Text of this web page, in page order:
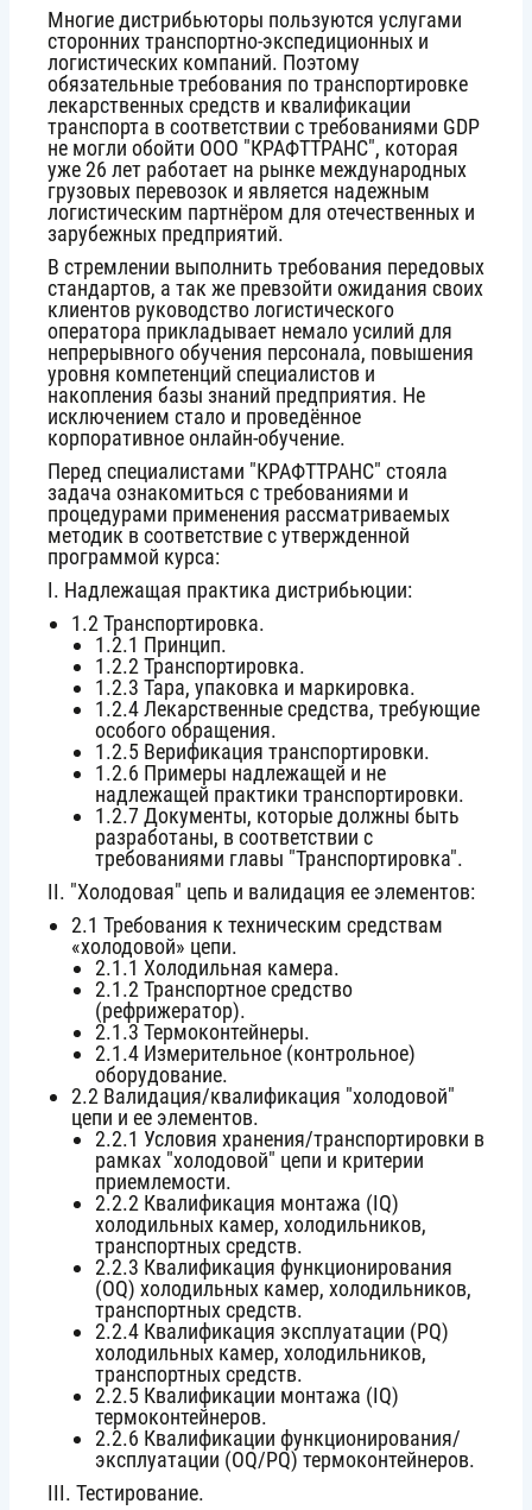
Многие дистрибьюторы пользуются услугами
сторонних транспортно-экспедиционных и
логистических компаний. Поэтому
обязательные требования по транспортировке
лекарственных средств и квалификации
транспорта в соответствии с требованиями GDP
не могли обойти ООО "КРАФТТРАНС", которая
уже 26 лет работает на рынке международных
грузовых перевозок и является надежным
логистическим партнёром для отечественных и
зарубежных предприятий.
В стремлении выполнить требования передовых
стандартов, а так же превзойти ожидания своих
клиентов руководство логистического
оператора прикладывает немало усилий для
непрерывного обучения персонала, повышения
уровня компетенций специалистов и
накопления базы знаний предприятия. Не
исключением стало и проведённое
корпоративное онлайн-обучение.
Перед специалистами "КРАФТТРАНС" стояла
задача ознакомиться с требованиями и
процедурами применения рассматриваемых
методик в соответствие с утвержденной
программой курса:
І. Надлежащая практика дистрибьюции:
1.2 Транспортировка.
1.2.1 Принцип.
1.2.2 Транспортировка.
1.2.3 Тара, упаковка и маркировка.
1.2.4 Лекарственные средства, требующие
особого обращения.
1.2.5 Верификация транспортировки.
1.2.6 Примеры надлежащей и не
надлежащей практики транспортировки.
1.2.7 Документы, которые должны быть
разработаны, в соответствии с
требованиями главы "Транспортировка".
ІІ. "Холодовая" цепь и валидация ее элементов:
2.1 Требования к техническим средствам
«холодовой» цепи.
2.1.1 Холодильная камера.
2.1.2 Транспортное средство
(рефрижератор).
2.1.3 Термоконтейнеры.
2.1.4 Измерительное (контрольное)
оборудование.
2.2 Валидация/квалификация "холодовой"
цепи и ее элементов.
2.2.1 Условия хранения/транспортировки в
рамках "холодовой" цепи и критерии
приемлемости.
2.2.2 Квалификация монтажа (IQ)
холодильных камер, холодильников,
транспортных средств.
2.2.3 Квалификация функционирования
(OQ) холодильных камер, холодильников,
транспортных средств.
2.2.4 Квалификация эксплуатации (PQ)
холодильных камер, холодильников,
транспортных средств.
2.2.5 Квалификации монтажа (IQ)
термоконтейнеров.
2.2.6 Квалификации функционирования/
эксплуатации (OQ/PQ) термоконтейнеров.
ІIІ. Тестирование.